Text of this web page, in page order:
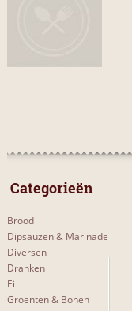
Categorieën
Brood
Dipsauzen & Marinade
Diversen
Dranken
Ei
Groenten & Bonen